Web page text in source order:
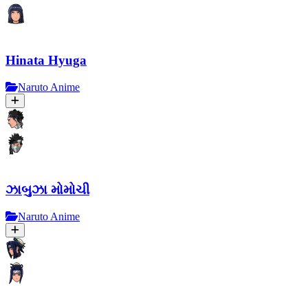
Hinata Hyuga
Naruto Anime
ઝાબુઝા મોમોચી
Naruto Anime